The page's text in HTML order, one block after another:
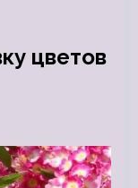
цветов